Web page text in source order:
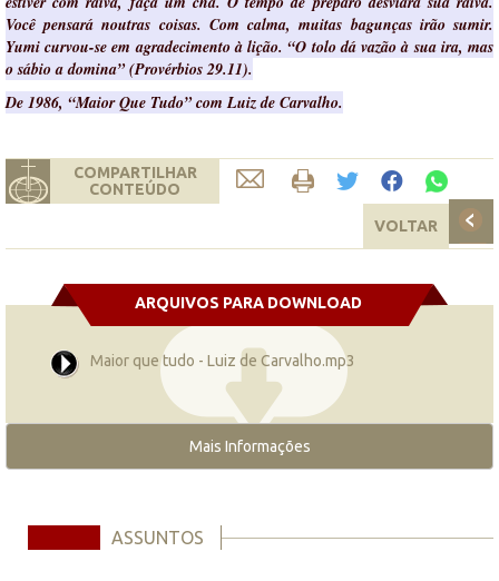
Você pensará noutras coisas. Com calma, muitas bagunças irão sumir.
Yumi curvou-se em agradecimento à lição. “O tolo dá vazão à sua ira, mas
o sábio a domina” (Provérbios 29.11).
De 1986, “Maior Que Tudo” com Luiz de Carvalho.
COMPARTILHAR
CONTEÚDO
VOLTAR
ARQUIVOS PARA DOWNLOAD
Maior que tudo - Luiz de Carvalho.mp3
Mais Informações
ASSUNTOS